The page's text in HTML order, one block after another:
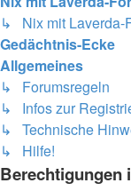
↳ Nix mit Laverda-
Gedächtnis-Ecke
Allgemeines
↳ Forumsregeln
↳ Infos zur
↳ Technische
↳ Hilfe!
Berechtigungen